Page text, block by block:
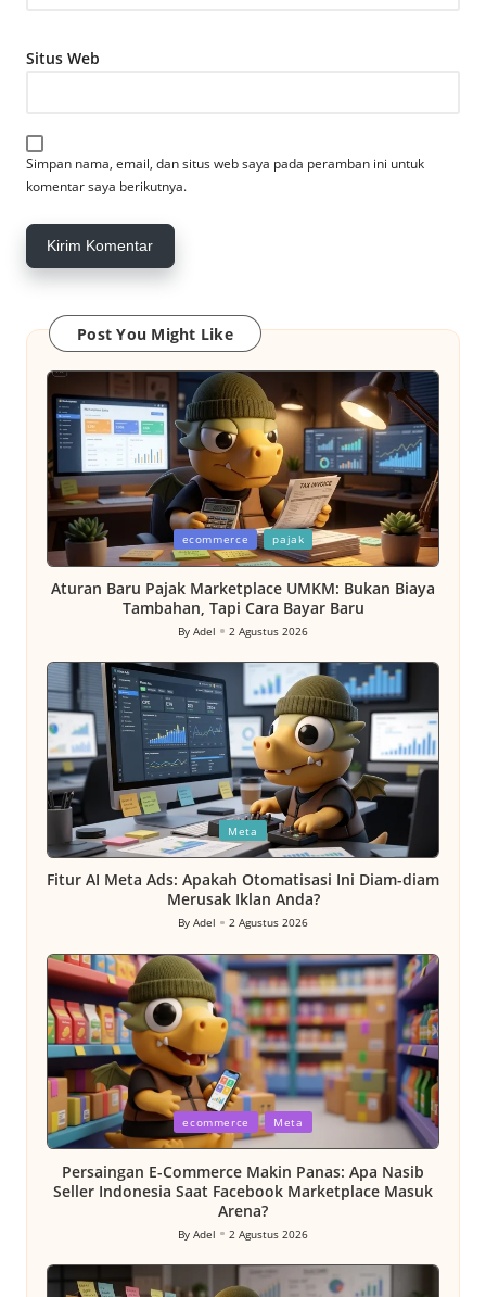
Situs Web
Simpan nama, email, dan situs web saya pada peramban ini untuk
komentar saya berikutnya.
Post You Might Like
Posted
in
ecommerce pajak
Aturan Baru Pajak Marketplace UMKM: Bukan Biaya
Tambahan, Tapi Cara Bayar Baru
Posted
by
By Adel 2 Agustus 2026
Posted
in
Meta
Fitur AI Meta Ads: Apakah Otomatisasi Ini Diam-diam
Merusak Iklan Anda?
Posted
by
By Adel 2 Agustus 2026
Posted
in
ecommerce Meta
Persaingan E-Commerce Makin Panas: Apa Nasib
Seller Indonesia Saat Facebook Marketplace Masuk
Arena?
Posted
by
By Adel 2 Agustus 2026